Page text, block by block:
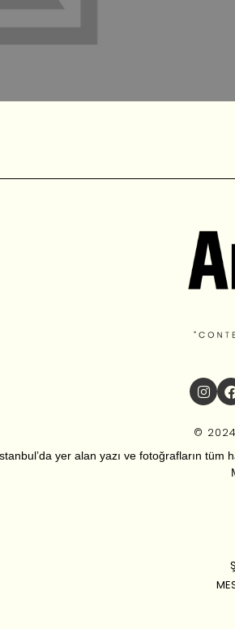
© 2024
yer alan yazı ve fotoğrafların tüm